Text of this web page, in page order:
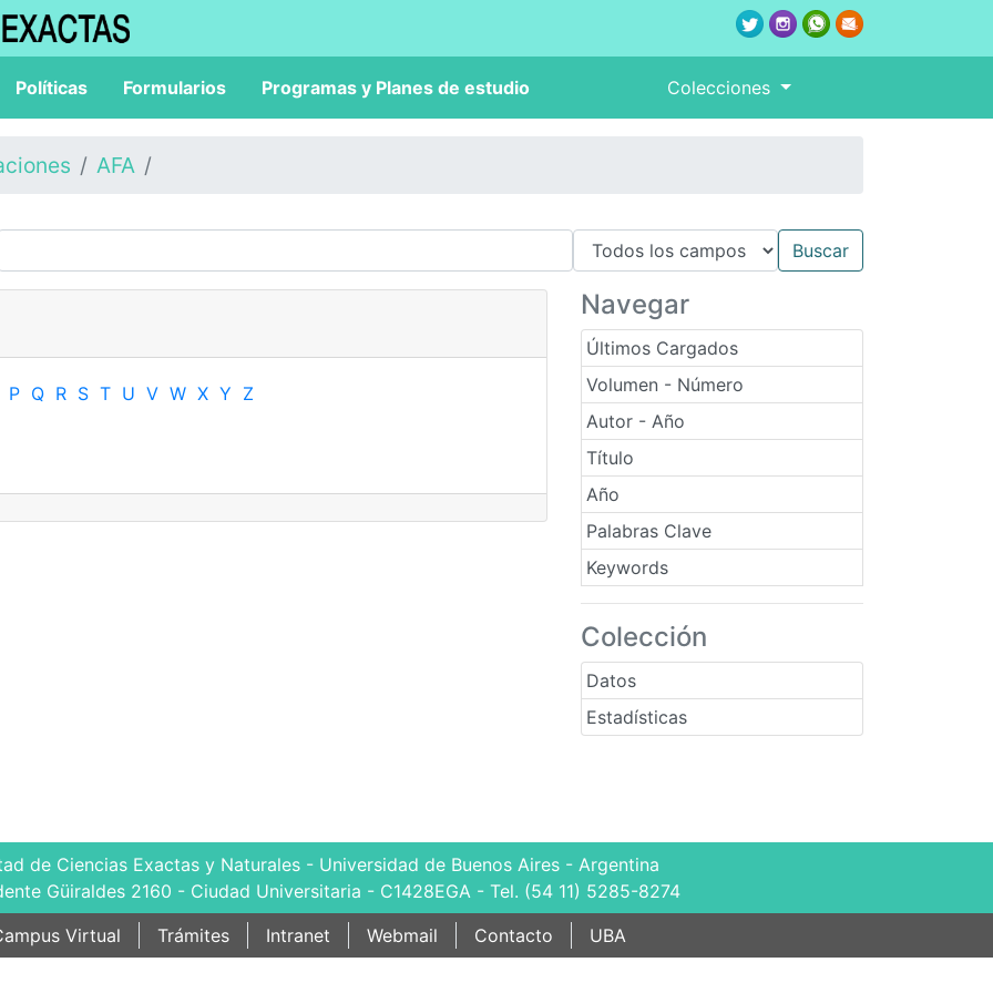
Políticas Formularios Programas y Planes de estudio Colecciones
AFA
Navegar
Últimos Cargados
Volumen - Número
Autor - Año
Título
Año
Palabras Clave
Keywords
Colección
Datos
Estadísticas
P Q R S T U V W X Y Z
de Ciencias Exactas y Naturales - Universidad de Buenos Aires - Argentina
Güiraldes 2160 - Ciudad Universitaria - C1428EGA - Tel. (54 11) 5285-8274
Virtual
Trámites Intranet Webmail Contacto UBA